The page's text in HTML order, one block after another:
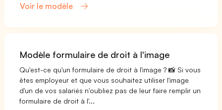
Voir le modèle
Modèle formulaire de droit à l'image
Qu'est-ce qu'un formulaire de droit à l'image ? 📸 Si vous
êtes employeur et que vous souhaitez utiliser l'image
d'un de vos salariés n'oubliez pas de leur faire remplir un
formulaire de droit à l'...